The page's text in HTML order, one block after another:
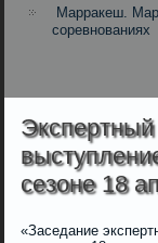
Марракеш.
соревнованиях
сезоне 18
«Заседание